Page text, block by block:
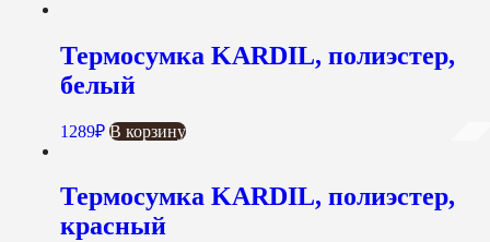
Термосумка KARDIL, полиэстер,
белый
1289₽ В корзину
Термосумка KARDIL, полиэстер,
красный